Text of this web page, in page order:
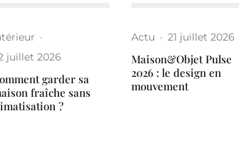
·
juillet 2026
garder sa
fraîche sans
?
Actu · 21 juillet 2026
Maison&Objet Pulse
2026 : le design en
mouvement